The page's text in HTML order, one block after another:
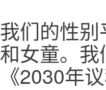
我们的性
和女童。
《2030年